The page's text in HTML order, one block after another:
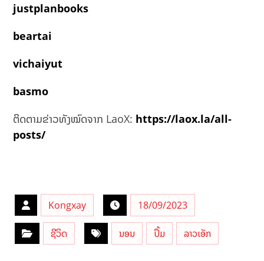
justplanbooks
beartai
vichaiyut
basmo
ຕິດຕາມຂ່າວທັງໝົດຈາກ LaoX: https://laox.la/all-
posts/
Kongxay 18/09/2023
ຊີວິດ ນອນ ປຶ້ມ ລາວເອັກ